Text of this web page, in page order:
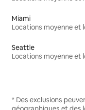
Miami
Seattle
* Des exclusions